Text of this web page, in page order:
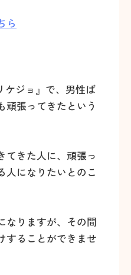
ら
ジョ』で、男性ば
頑張ってきたという
てきた人に、頑張っ
人になりたいとのこ
なりますが、その間
することができませ